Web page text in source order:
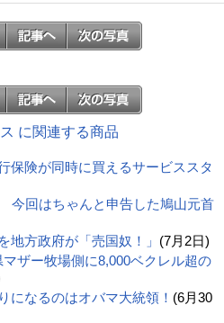
に関連する商品
険が同時に買えるサービススタ
今回はちゃんと申告した鳩山元首
地方政府が「売国奴！」 (7月2日)
ザー牧場側に8,000ベクレル超の
になるのはオバマ大統領！ (6月30